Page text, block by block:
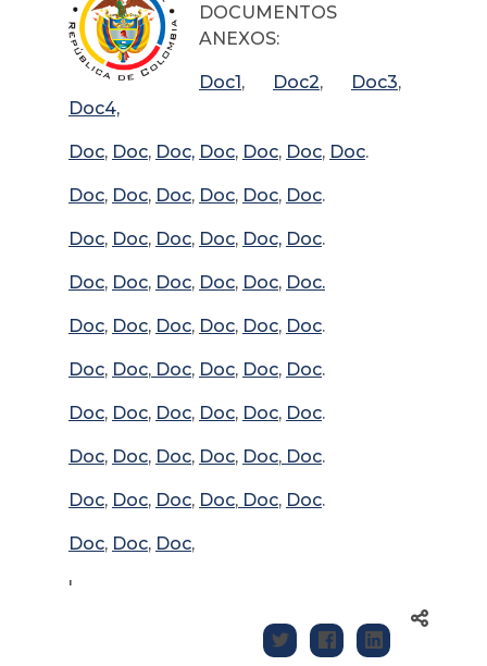
DOCUMENTOS
ANEXOS:
Doc1, Doc2, Doc3,
Doc4,
Doc, Doc, Doc, Doc, Doc, Doc, Doc.
Doc, Doc, Doc, Doc, Doc, Doc.
Doc, Doc, Doc, Doc, Doc, Doc.
Doc, Doc, Doc, Doc, Doc, Doc.
Doc, Doc, Doc, Doc, Doc, Doc.
Doc, Doc, Doc, Doc, Doc, Doc.
Doc, Doc, Doc, Doc, Doc, Doc.
Doc, Doc, Doc, Doc, Doc, Doc.
Doc, Doc, Doc, Doc, Doc, Doc.
Doc, Doc, Doc,
'